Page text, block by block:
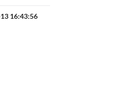
16:43:56